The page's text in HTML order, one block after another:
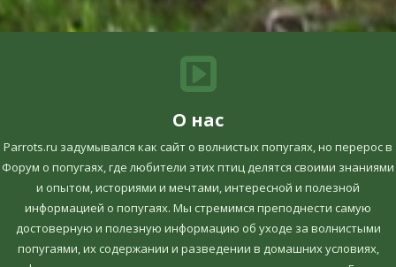
О нас
Parrots.ru задумывался как сайт о волнистых попугаях, но перерос в
Форум о попугаях, где любители этих птиц делятся своими знаниями
и опытом, историями и мечтами, интересной и полезной
информацией о попугаях. Мы стремимся преподнести самую
достоверную и полезную информацию об уходе за волнистыми
попугаями, их содержании и разведении в домашних условиях,